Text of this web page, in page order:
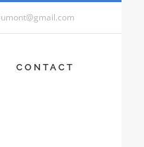
CONTACT